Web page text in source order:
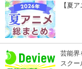
【夏
芸能界
スク